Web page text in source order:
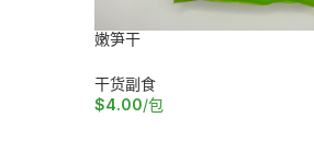
嫩笋干
干货副食
$4.00/包